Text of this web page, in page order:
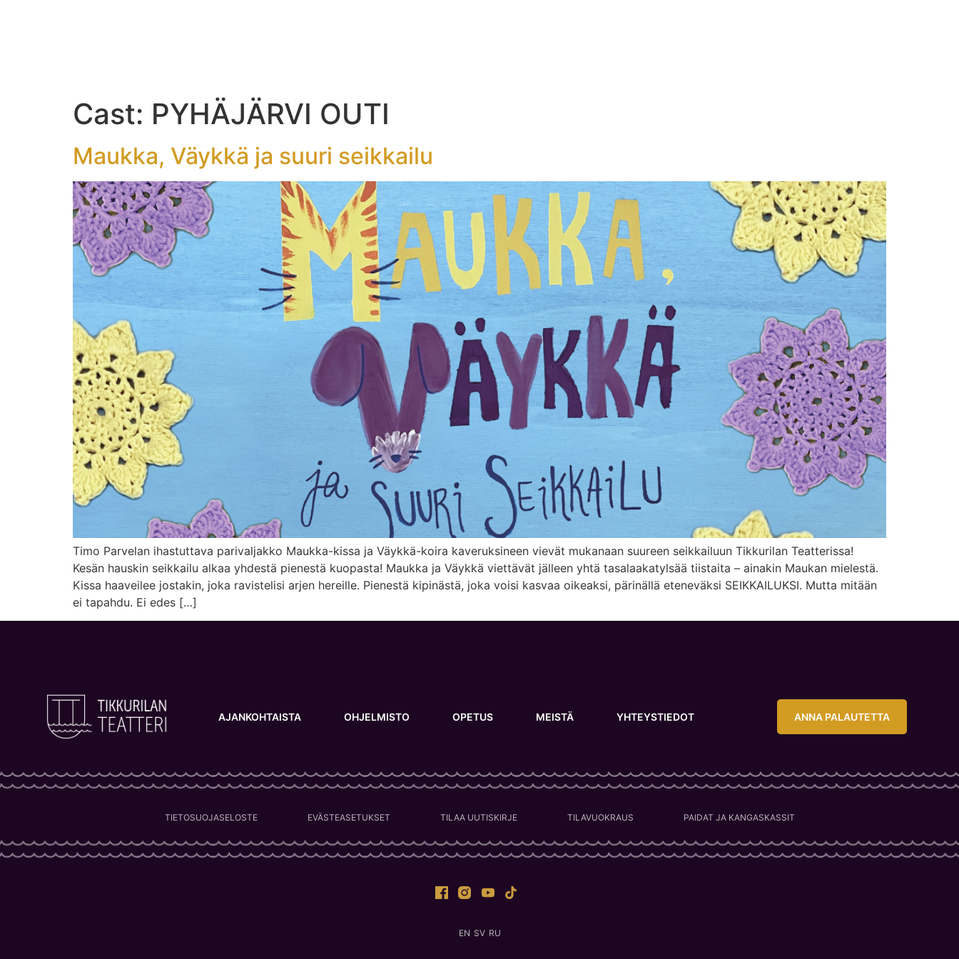
Cast: PYHÄJÄRVI OUTI
Maukka, Väykkä ja suuri seikkailu
Timo Parvelan ihastuttava parivaljakko Maukka-kissa ja Väykkä-koira kaveruksineen vievät mukanaan suureen seikkailuun Tikkurilan Teatterissa!
Kesän hauskin seikkailu alkaa yhdestä pienestä kuopasta! Maukka ja Väykkä viettävät jälleen yhtä tasalaakatylsää tiistaita – ainakin Maukan mielestä.
Kissa haaveilee jostakin, joka ravistelisi arjen hereille. Pienestä kipinästä, joka voisi kasvaa oikeaksi, pärinällä eteneväksi SEIKKAILUKSI. Mutta mitään
ei tapahdu. Ei edes […]
AJANKOHTAISTA OHJELMISTO OPETUS MEISTÄ YHTEYSTIEDOT ANNA PALAUTETTA
TIETOSUOJASELOSTE EVÄSTEASETUKSET TILAA UUTISKIRJE TILAVUOKRAUS PAIDAT JA KANGASKASSIT
EN SV RU